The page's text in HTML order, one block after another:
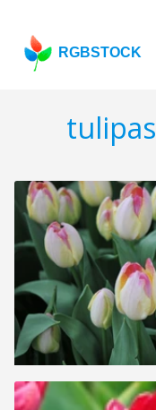
RGBSTOCK
tulipas